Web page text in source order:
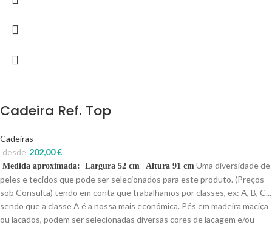
Cadeira Ref. Top
Cadeiras
202,00€
desde
Medida aproximada: Largura 52 cm | Altura 91 cm Uma diversidade de
peles e tecidos que pode ser selecionados para este produto. (Preços
sob Consulta) tendo em conta que trabalhamos por classes, ex: A, B, C...
sendo que a classe A é a nossa mais económica. Pés em madeira maciça
ou lacados, podem ser selecionadas diversas cores de lacagem e/ou